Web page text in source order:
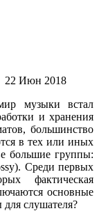
22 Июн 2018
музыки встал
и хранения
большинство
в тех или иных
большие группы:
Среди первых
фактическая
основные
слушателя?